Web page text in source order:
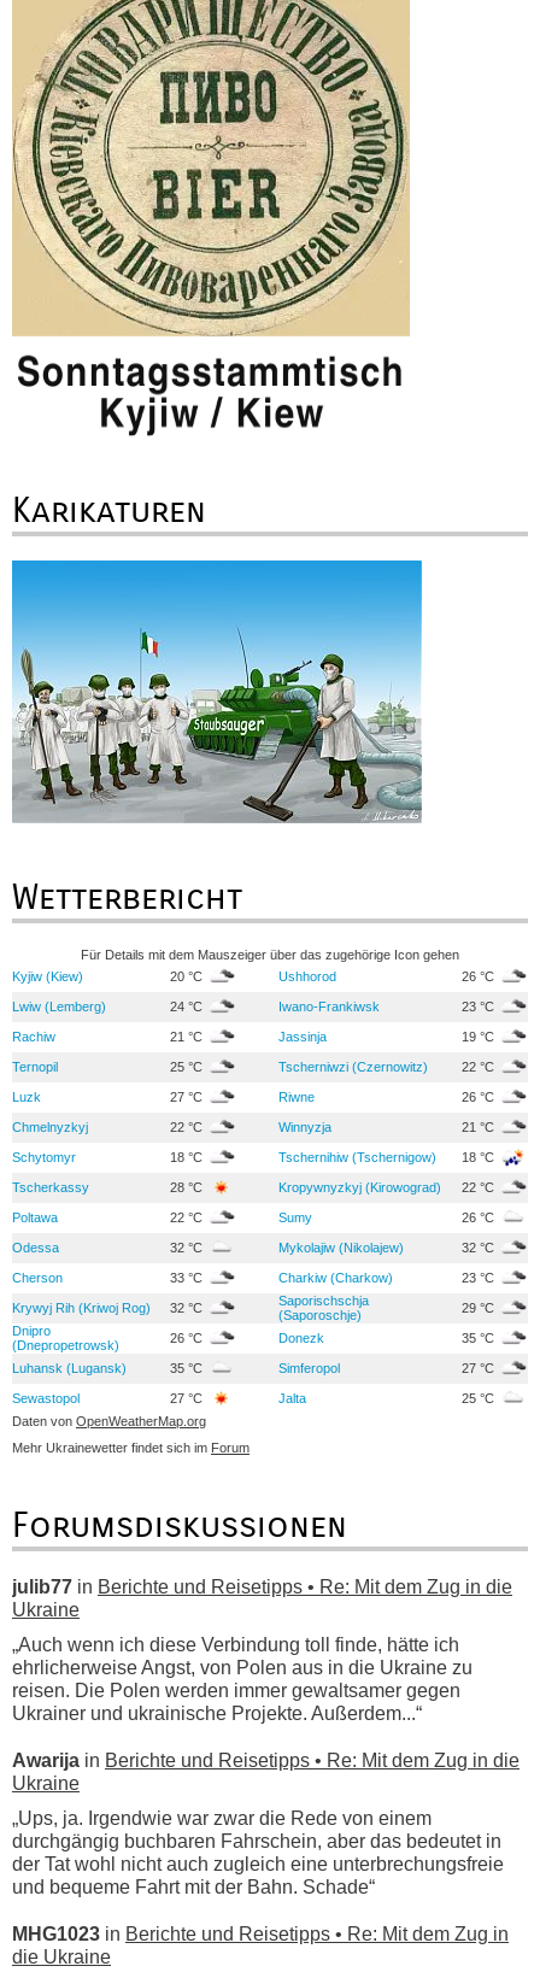
Karikaturen
Wetterbericht
Für Details mit dem Mauszeiger über das zugehörige Icon gehen
Kyjiw (Kiew)
20 °C Ushhorod 26 °C
Lwiw (Lemberg) 24 °C Iwano-Frankiwsk 23 °C
Rachiw 21 °C Jassinja 19 °C
Ternopil 25 °C Tscherniwzi (Czernowitz) 22 °C
Luzk 27 °C Riwne 26 °C
Chmelnyzkyj 22 °C Winnyzja 21 °C
Schytomyr 18 °C Tschernihiw (Tschernigow) 18 °C
Tscherkassy 28 °C Kropywnyzkyj (Kirowograd) 22 °C
Poltawa 22 °C Sumy 26 °C
Odessa 32 °C Mykolajiw (Nikolajew) 32 °C
Cherson 33 °C Charkiw (Charkow) 23 °C
Krywyj Rih (Kriwoj Rog) 32 °C
Saporischschja
(Saporoschje)
29 °C
Dnipro
(Dnepropetrowsk)
26 °C Donezk 35 °C
Luhansk (Lugansk) 35 °C Simferopol 27 °C
Sewastopol 27 °C Jalta
25 °C
Daten von OpenWeatherMap.org
Mehr Ukrainewetter findet sich im Forum
Forumsdiskussionen
julib77 in Berichte und Reisetipps • Re: Mit dem Zug in die
Ukraine
„Auch wenn ich diese Verbindung toll finde, hätte ich
ehrlicherweise Angst, von Polen aus in die Ukraine zu
reisen. Die Polen werden immer gewaltsamer gegen
Ukrainer und ukrainische Projekte. Außerdem...“
Awarija in Berichte und Reisetipps • Re: Mit dem Zug in die
Ukraine
„Ups, ja. Irgendwie war zwar die Rede von einem
durchgängig buchbaren Fahrschein, aber das bedeutet in
der Tat wohl nicht auch zugleich eine unterbrechungsfreie
und bequeme Fahrt mit der Bahn. Schade“
MHG1023 in Berichte und Reisetipps • Re: Mit dem Zug in
die Ukraine